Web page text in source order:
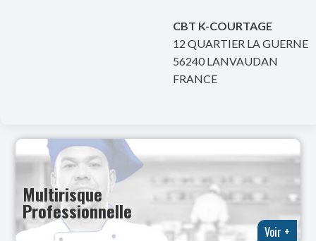
CBT K-COURTAGE
12 QUARTIER LA GUERNE
56240 LANVAUDAN
FRANCE
Multirisque
Professionnelle
Voir +